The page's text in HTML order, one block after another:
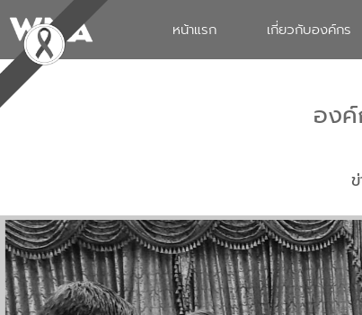
หน้าแรก เกี่ยวกับองค์กร
องค์